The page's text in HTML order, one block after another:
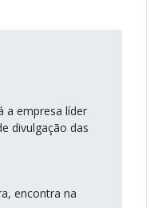
a empresa líder
divulgação das
encontra na